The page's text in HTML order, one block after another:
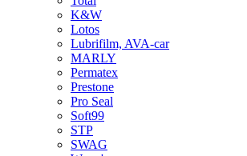
K&W
Lotos
Lubrifilm, AVA-car
MARLY
Permatex
Prestone
Pro Seal
Soft99
STP
SWAG